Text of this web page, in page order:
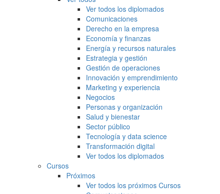
Ver todos los diplomados
Comunicaciones
Derecho en la empresa
Economía y finanzas
Energía y recursos naturales
Estrategia y gestión
Gestión de operaciones
Innovación y emprendimiento
Marketing y experiencia
Negocios
Personas y organización
Salud y bienestar
Sector público
Tecnología y data science
Transformación digital
Ver todos los diplomados
Cursos
Próximos
Ver todos los próximos Cursos